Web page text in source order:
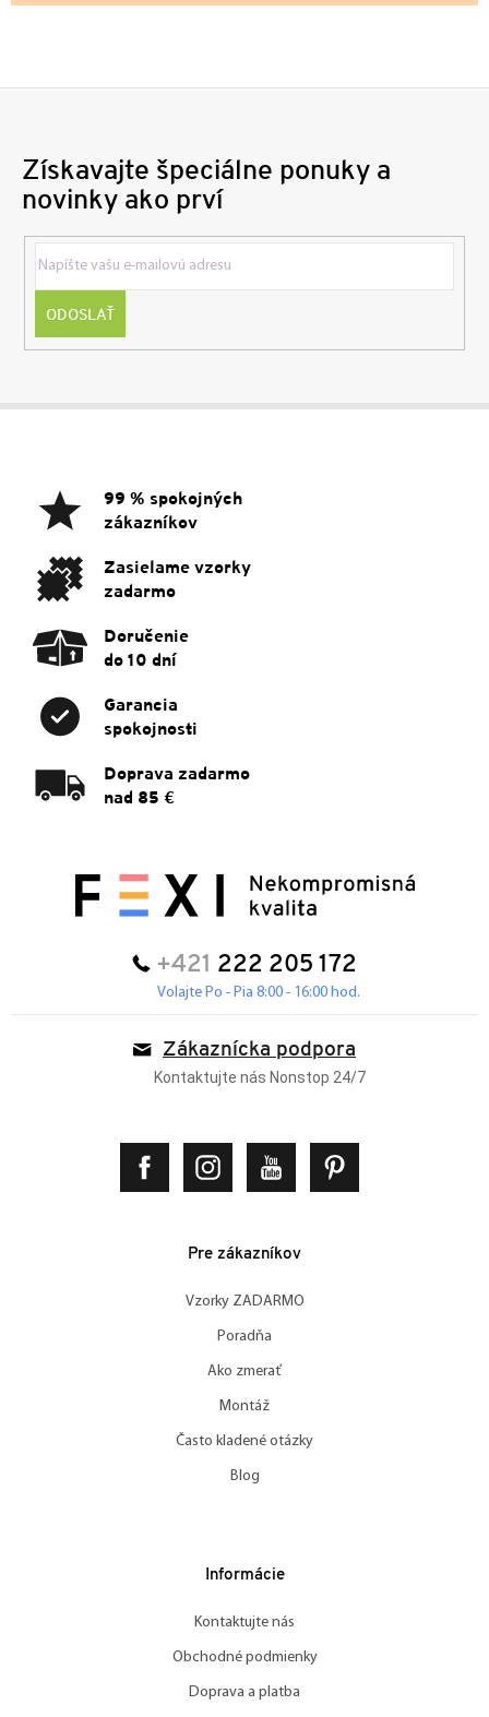
Získavajte špeciálne ponuky a
novinky ako prví
ODOSLAŤ
99 % spokojných
zákazníkov
Zasielame vzorky
zadarmo
Doručenie
do 10 dní
Garancia
spokojnosti
Doprava zadarmo
nad 85 €
+421 222 205 172
Volajte Po - Pia 8:00 - 16:00 hod.
Zákaznícka podpora
Kontaktujte nás Nonstop 24/7
Pre zákazníkov
Vzorky ZADARMO
Poradňa
Ako zmerať
Montáž
Často kladené otázky
Blog
Informácie
Kontaktujte nás
Obchodné podmienky
Doprava a platba